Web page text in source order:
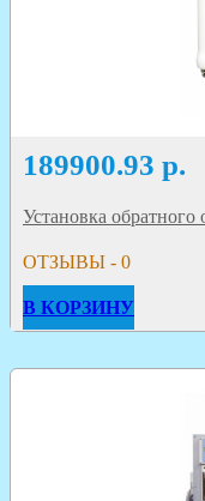
189900.93 р.
Установка
ОТЗЫВЫ - 0
В КОРЗИНУ